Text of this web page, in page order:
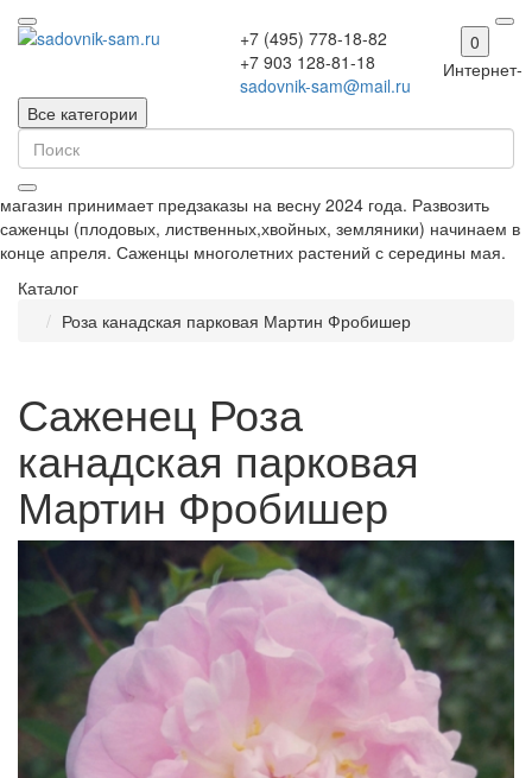
+7 (495) 778-18-82
+7 903 128-81-18
sadovnik-sam@mail.ru
0
Все категории
Интернет-
магазин принимает предзаказы на весну 2024 года. Развозить
саженцы (плодовых, лиственных,хвойных, земляники) начинаем в
конце апреля. Саженцы многолетних растений с середины мая.
Каталог
Роза канадская парковая Мартин Фробишер
Саженец Роза
канадская парковая
Мартин Фробишер